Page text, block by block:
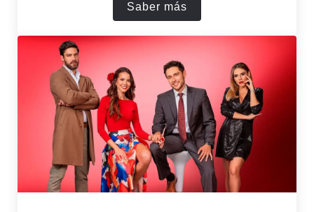
Saber másResumen de la película